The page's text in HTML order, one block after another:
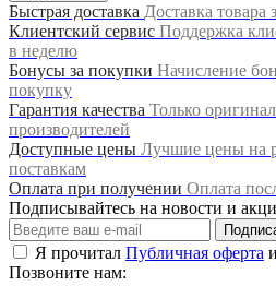
Быстрая доставка Доставка товара
Клиентский сервис Поддержка
в неделю
Бонусы за покупки Начисление
покупку
Гарантия качества Только
производителей
Доступные цены Лучшие цены на
поставкам
Оплата при получении Оплата
Подписывайтесь на новости и
Я прочитал Публичная оферта
Позвоните нам: